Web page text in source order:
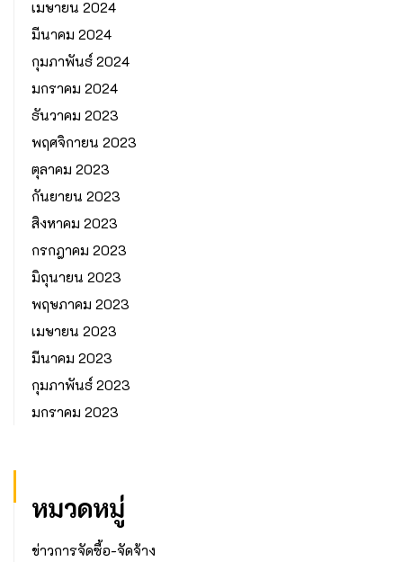
เมษายน 2024
มีนาคม 2024
กุมภาพันธ์ 2024
มกราคม 2024
ธันวาคม 2023
พฤศจิกายน 2023
ตุลาคม 2023
กันยายน 2023
สิงหาคม 2023
กรกฎาคม 2023
มิถุนายน 2023
พฤษภาคม 2023
เมษายน 2023
มีนาคม 2023
กุมภาพันธ์ 2023
มกราคม 2023
หมวดหมู่
ข่าวการจัดซื้อ-จัดจ้าง